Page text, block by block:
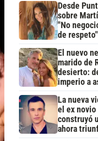
Desde
sobre
"No
de respeto"
El nuevo
marido de
desierto:
imperio a
La nueva
el ex novio
construyó
ahora